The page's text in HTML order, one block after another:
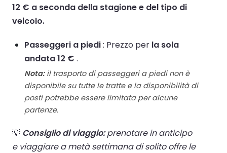
12 € a seconda della stagione e del tipo di
veicolo.
Passeggeri a piedi: Prezzo per la sola
andata 12 € .
Nota:il trasporto di passeggeri a piedi non è
disponibile su tutte le tratte e la disponibilità di
posti potrebbe essere limitata per alcune
partenze.
💡 Consiglio di viaggio:prenotare in anticipo
e viaggiare a metà settimana di solito offre le